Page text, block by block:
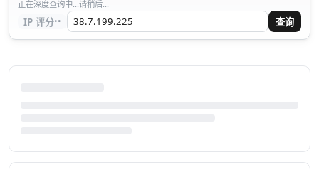
正在深度查询中...请稍后...
IP 评分·· 查询